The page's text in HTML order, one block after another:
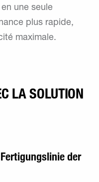
une seule
plus rapide,
maximale.
LA SOLUTION
der